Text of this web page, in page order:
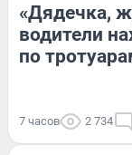
«Дядечка,
водители
по
7 часов 2 734